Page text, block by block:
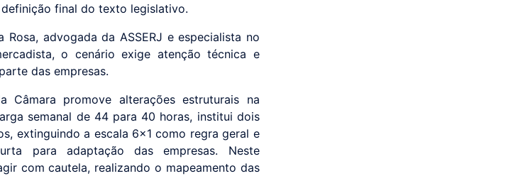
final do texto legislativo.
Rosa, advogada da ASSERJ e especialista no
o cenário exige atenção técnica e
das empresas.
Câmara promove alterações estruturais na
semanal de 44 para 40 horas, institui dois
extinguindo a escala 6x1 como regra geral e
para adaptação das empresas. Neste
com cautela, realizando o mapeamento das